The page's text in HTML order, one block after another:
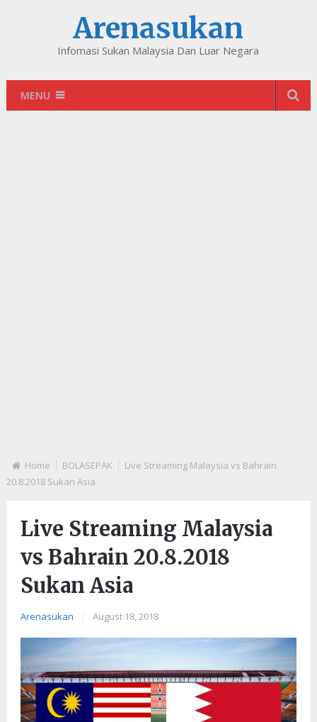
Arenasukan
Infomasi Sukan Malaysia Dan Luar Negara
MENU
Home BOLASEPAK
Live Streaming Malaysia vs Bahrain
20.8.2018 Sukan Asia
Live Streaming Malaysia
vs Bahrain 20.8.2018
Sukan Asia
Arenasukan August 18, 2018